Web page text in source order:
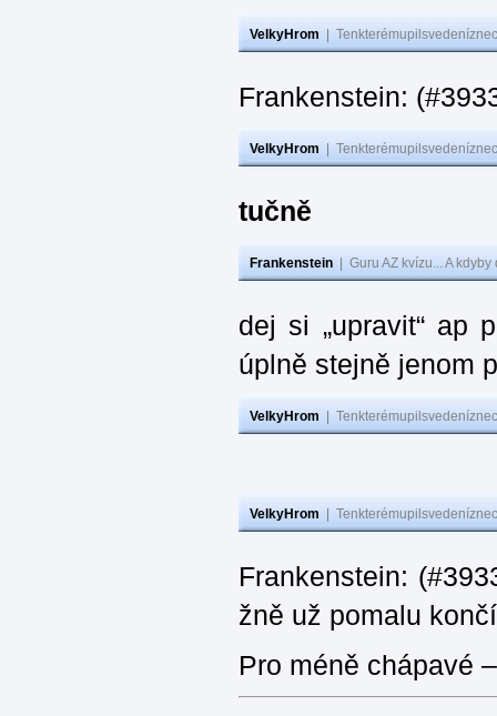
VelkyHrom
Frankenstein:
VelkyHrom
tučně
Frankenstein Guru AZ kvízu... A
dej si „upravit“ ap
úplně stejně jenom
VelkyHrom
VelkyHrom
Frankenstein:
žně už pomalu
Pro méně chápavé